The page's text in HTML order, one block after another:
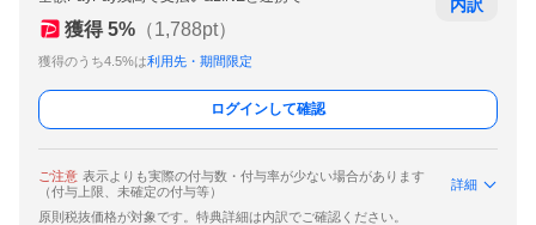
獲得 5% （1,788pt）
獲得のうち4.5%は利用先・期間限定
内訳
ログインして確認
ご注意 表示よりも実際の付与数・付与率が少ない場合があります
（付与上限、未確定の付与等）
詳細
原則税抜価格が対象です。特典詳細は内訳でご確認ください。